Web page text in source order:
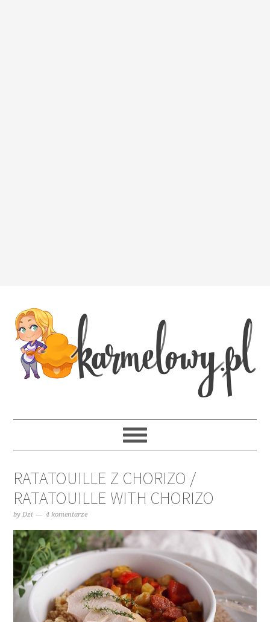
RATATOUILLE Z CHORIZO /
RATATOUILLE WITH CHORIZO
byDzi 4 komentarze